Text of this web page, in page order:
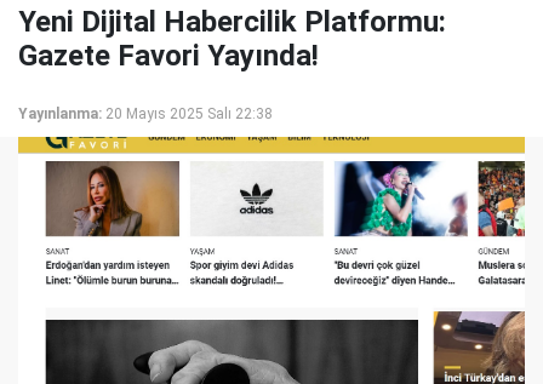
Yeni Dijital Habercilik Platformu:
Gazete Favori Yayında!
Yayınlanma: 20 Mayıs 2025 Salı 22:38